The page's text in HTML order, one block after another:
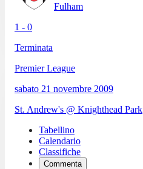
Fulham
1 - 0
Terminata
Premier League
sabato 21 novembre 2009
St. Andrew's @ Knighthead Park
Tabellino
Calendario
Classifiche
Commenta